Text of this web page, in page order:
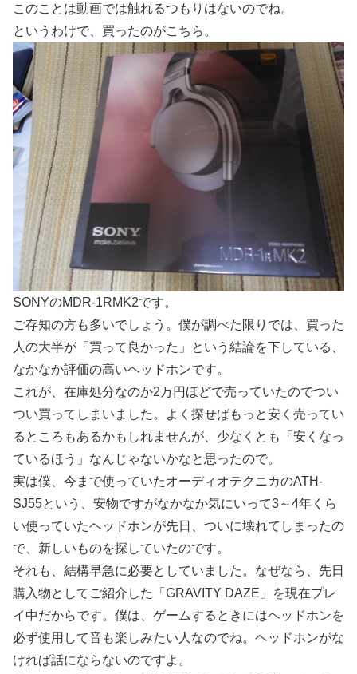
このことは動画では触れるつもりはないのでね。
というわけで、買ったのがこちら。
SONYのMDR-1RMK2です。
ご存知の方も多いでしょう。僕が調べた限りでは、買った
人の大半が「買って良かった」という結論を下している、
なかなか評価の高いヘッドホンです。
これが、在庫処分なのか2万円ほどで売っていたのでつい
つい買ってしまいました。よく探せばもっと安く売ってい
るところもあるかもしれませんが、少なくとも「安くなっ
ているほう」なんじゃないかなと思ったので。
実は僕、今まで使っていたオーディオテクニカのATH-
SJ55という、安物ですがなかなか気にいって3～4年くら
い使っていたヘッドホンが先日、ついに壊れてしまったの
で、新しいものを探していたのです。
それも、結構早急に必要としていました。なぜなら、先日
購入物としてご紹介した「GRAVITY DAZE」を現在プレ
イ中だからです。僕は、ゲームするときにはヘッドホンを
必ず使用して音も楽しみたい人なのでね。ヘッドホンがな
ければ話にならないのですよ。